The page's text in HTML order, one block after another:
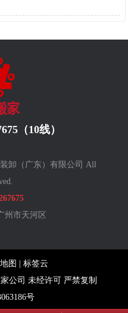
（10线）
卸（广东）有限公司 All
州市天河区
图
标签云
公司 未经许可 严禁复制
号